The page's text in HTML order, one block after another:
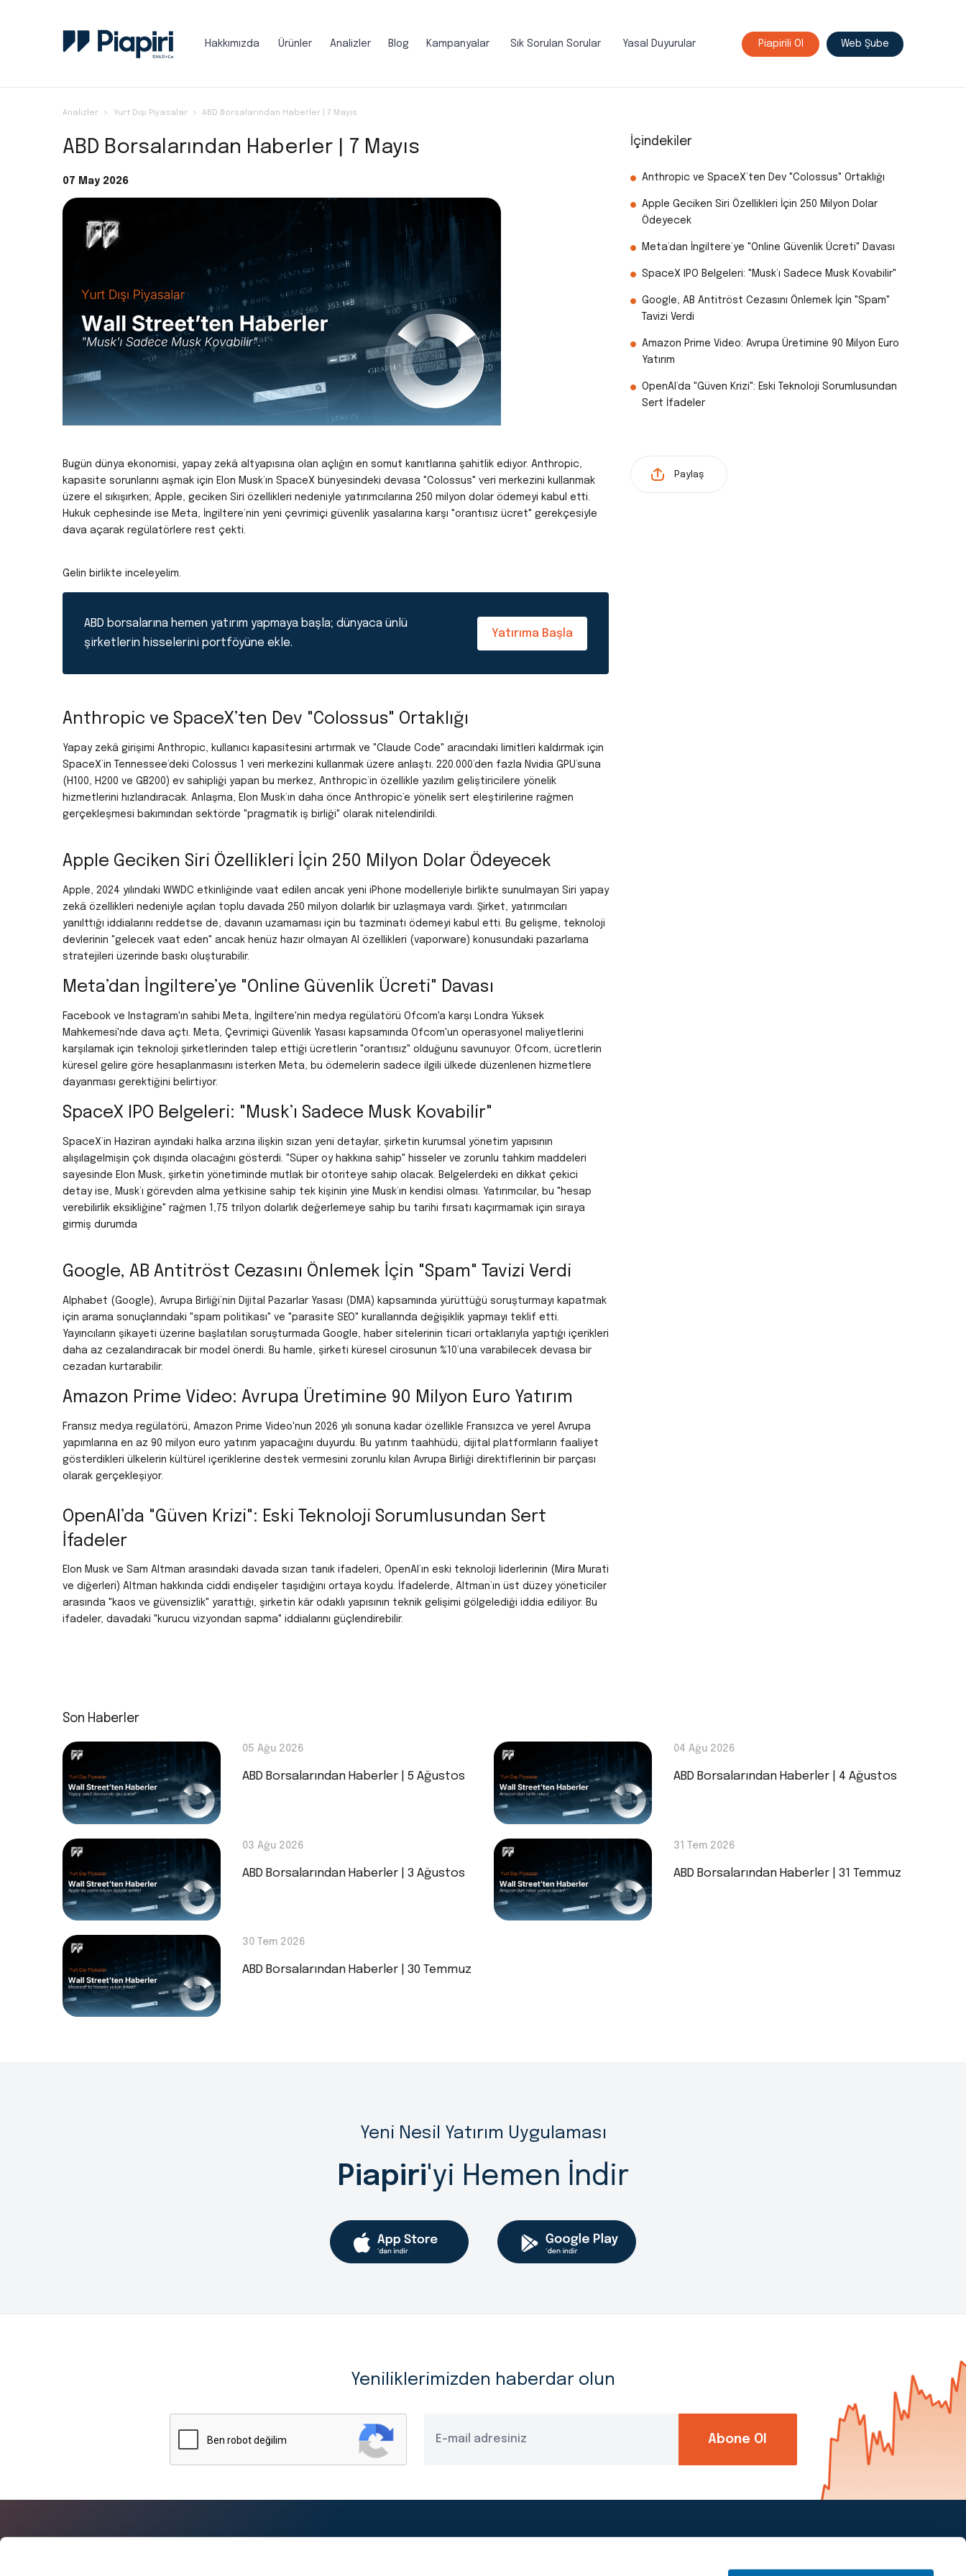
Hakkımızda Ürünler Analizler Blog Kampanyalar Sık Sorulan Sorular Yasal Duyurular Piapirili Ol Web Şube
Analizler Yurt Dışı Piyasalar ABD Borsalarından Haberler | 7 Mayıs
ABD Borsalarından Haberler | 7 Mayıs
07 May 2026
Bugün dünya ekonomisi, yapay zekâ altyapısına olan açlığın en somut kanıtlarına şahitlik ediyor. Anthropic,
kapasite sorunlarını aşmak için Elon Musk’ın SpaceX bünyesindeki devasa "Colossus" veri merkezini kullanmak
üzere el sıkışırken; Apple, geciken Siri özellikleri nedeniyle yatırımcılarına 250 milyon dolar ödemeyi kabul etti.
Hukuk cephesinde ise Meta, İngiltere’nin yeni çevrimiçi güvenlik yasalarına karşı "orantısız ücret" gerekçesiyle
dava açarak regülatörlere rest çekti.
Gelin birlikte inceleyelim.
ABD borsalarına hemen yatırım yapmaya başla; dünyaca ünlü
şirketlerin hisselerini portföyüne ekle.
Yatırıma Başla
Anthropic ve SpaceX’ten Dev "Colossus" Ortaklığı
Yapay zekâ girişimi Anthropic, kullanıcı kapasitesini artırmak ve "Claude Code" aracındaki limitleri kaldırmak için
SpaceX’in Tennessee’deki Colossus 1 veri merkezini kullanmak üzere anlaştı. 220.000’den fazla Nvidia GPU’suna
(H100, H200 ve GB200) ev sahipliği yapan bu merkez, Anthropic’in özellikle yazılım geliştiricilere yönelik
hizmetlerini hızlandıracak. Anlaşma, Elon Musk’ın daha önce Anthropic’e yönelik sert eleştirilerine rağmen
gerçekleşmesi bakımından sektörde "pragmatik iş birliği" olarak nitelendirildi.
Apple Geciken Siri Özellikleri İçin 250 Milyon Dolar Ödeyecek
Apple, 2024 yılındaki WWDC etkinliğinde vaat edilen ancak yeni iPhone modelleriyle birlikte sunulmayan Siri yapay
zekâ özellikleri nedeniyle açılan toplu davada 250 milyon dolarlık bir uzlaşmaya vardı. Şirket, yatırımcıları
yanılttığı iddialarını reddetse de, davanın uzamaması için bu tazminatı ödemeyi kabul etti. Bu gelişme, teknoloji
devlerinin "gelecek vaat eden" ancak henüz hazır olmayan AI özellikleri (vaporware) konusundaki pazarlama
stratejileri üzerinde baskı oluşturabilir.
Meta’dan İngiltere’ye "Online Güvenlik Ücreti" Davası
Facebook ve Instagram'ın sahibi Meta, İngiltere'nin medya regülatörü Ofcom'a karşı Londra Yüksek
Mahkemesi'nde dava açtı. Meta, Çevrimiçi Güvenlik Yasası kapsamında Ofcom'un operasyonel maliyetlerini
karşılamak için teknoloji şirketlerinden talep ettiği ücretlerin "orantısız" olduğunu savunuyor. Ofcom, ücretlerin
küresel gelire göre hesaplanmasını isterken Meta, bu ödemelerin sadece ilgili ülkede düzenlenen hizmetlere
dayanması gerektiğini belirtiyor.
SpaceX IPO Belgeleri: "Musk’ı Sadece Musk Kovabilir"
SpaceX’in Haziran ayındaki halka arzına ilişkin sızan yeni detaylar, şirketin kurumsal yönetim yapısının
alışılagelmişin çok dışında olacağını gösterdi. "Süper oy hakkına sahip" hisseler ve zorunlu tahkim maddeleri
sayesinde Elon Musk, şirketin yönetiminde mutlak bir otoriteye sahip olacak.
Belgelerdeki en dikkat çekici
detay ise, Musk’ı görevden alma yetkisine sahip tek kişinin yine Musk’ın kendisi olması. Yatırımcılar, bu "hesap
verebilirlik eksikliğine" rağmen 1,75 trilyon dolarlık değerlemeye sahip bu tarihi fırsatı kaçırmamak için sıraya
girmiş durumda
Google, AB Antitröst Cezasını Önlemek İçin "Spam" Tavizi Verdi
Alphabet (Google), Avrupa Birliği’nin Dijital Pazarlar Yasası (DMA) kapsamında yürüttüğü soruşturmayı kapatmak
için arama sonuçlarındaki "spam politikası" ve "parasite SEO" kurallarında değişiklik yapmayı teklif etti.
Yayıncıların şikayeti üzerine başlatılan soruşturmada Google, haber sitelerinin ticari ortaklarıyla yaptığı içerikleri
daha az cezalandıracak bir model önerdi. Bu hamle, şirketi küresel cirosunun %10’una varabilecek devasa bir
cezadan kurtarabilir.
Amazon Prime Video: Avrupa Üretimine 90 Milyon Euro Yatırım
Fransız medya regülatörü, Amazon Prime Video'nun 2026 yılı sonuna kadar özellikle Fransızca ve yerel Avrupa
yapımlarına en az 90 milyon euro yatırım yapacağını duyurdu.
Bu yatırım taahhüdü, dijital platformların faaliyet
gösterdikleri ülkelerin kültürel içeriklerine destek vermesini zorunlu kılan Avrupa Birliği direktiflerinin bir parçası
olarak gerçekleşiyor.
OpenAI’da "Güven Krizi": Eski Teknoloji Sorumlusundan Sert
İfadeler
Elon Musk ve Sam Altman arasındaki davada sızan tanık ifadeleri, OpenAI’ın eski teknoloji liderlerinin (Mira Murati
ve diğerleri) Altman hakkında ciddi endişeler taşıdığını ortaya koydu.
İfadelerde, Altman’ın üst düzey yöneticiler
arasında "kaos ve güvensizlik" yarattığı, şirketin kâr odaklı yapısının teknik gelişimi gölgelediği iddia ediliyor. Bu
ifadeler, davadaki "kurucu vizyondan sapma" iddialarını güçlendirebilir.
İçindekiler
Anthropic ve SpaceX’ten Dev "Colossus" Ortaklığı
Apple Geciken Siri Özellikleri İçin 250 Milyon Dolar
Ödeyecek
Meta’dan İngiltere’ye "Online Güvenlik Ücreti" Davası
SpaceX IPO Belgeleri: "Musk’ı Sadece Musk Kovabilir"
Google, AB Antitröst Cezasını Önlemek İçin "Spam"
Tavizi Verdi
Amazon Prime Video: Avrupa Üretimine 90 Milyon Euro
Yatırım
OpenAI’da "Güven Krizi": Eski Teknoloji Sorumlusundan
Sert İfadeler
Paylaş
Son Haberler
05 Ağu 2026
ABD Borsalarından Haberler | 5 Ağustos
04 Ağu 2026
ABD Borsalarından Haberler | 4 Ağustos
03 Ağu 2026
ABD Borsalarından Haberler | 3 Ağustos
31 Tem 2026
ABD Borsalarından Haberler | 31 Temmuz
30 Tem 2026
ABD Borsalarından Haberler | 30 Temmuz
Yeni Nesil Yatırım Uygulaması
Piapiri'yi Hemen İndir
Yeniliklerimizden haberdar olun
Abone Ol